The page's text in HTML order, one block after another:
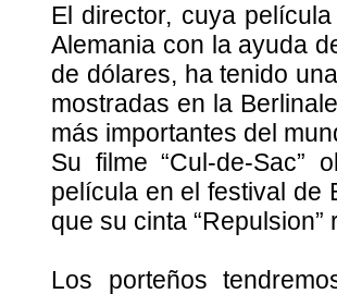
El director, cuya
Alemania con la ayuda
de dólares, ha tenido
mostradas en la
más importantes del
Su filme “Cul-de-
película en el festival de
que su cinta
Los porteños